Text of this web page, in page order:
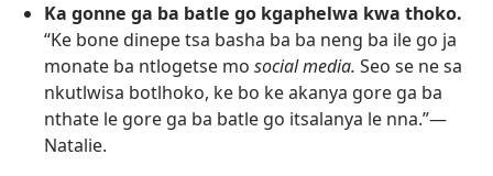
Ka gonne ga ba batle go kgaphelwa kwa thoko.
“Ke bone dinepe tsa basha ba ba neng ba ile go ja
monate ba ntlogetse mo social media. Seo se ne sa
nkutlwisa botlhoko, ke bo ke akanya gore ga ba
nthate le gore ga ba batle go itsalanya le nna.”​—
Natalie.